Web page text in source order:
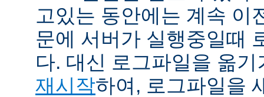
고있는 동안에는 계속 이
문에 서버가 실행중일때
다. 대신 로그파일을 옮
재시작하여, 로그파일을